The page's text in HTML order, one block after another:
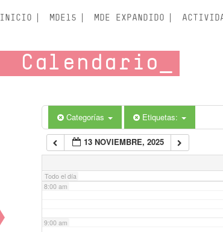
INICIO MDE15 MDE EXPANDIDO
Calendario
Categorías Etiquetas:
13 NOVIEMBRE, 2025
Todo el día
5:00 am
6:00 am
7:00 am
8:00 am
9:00 am